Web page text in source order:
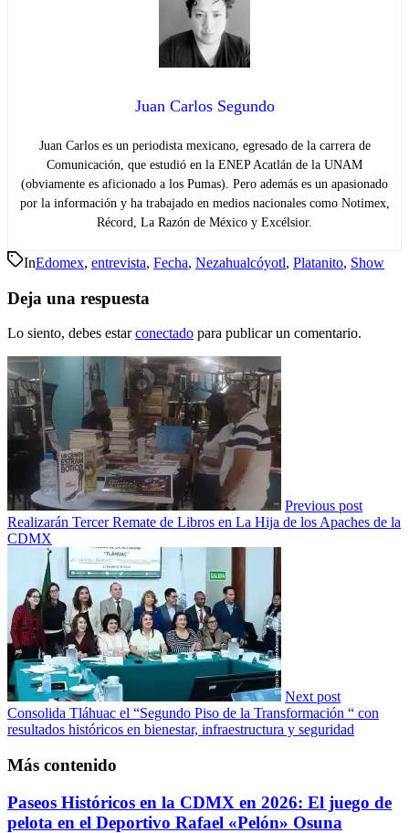
Juan Carlos Segundo
Juan Carlos es un periodista mexicano, egresado de la carrera de
Comunicación, que estudió en la ENEP Acatlán de la UNAM
(obviamente es aficionado a los Pumas). Pero además es un apasionado
por la información y ha trabajado en medios nacionales como Notimex,
Récord, La Razón de México y Excélsior.
InEdomex, entrevista, Fecha, Nezahualcóyotl, Platanito, Show
Deja una respuesta
Lo siento, debes estarconectado para publicar un comentario.
Previous post
Realizarán Tercer Remate de Libros en La Hija de los Apaches de la
CDMX
Next post
Consolida Tláhuac el “Segundo Piso de la Transformación “ con
resultados históricos en bienestar, infraestructura y seguridad
Más contenido
Paseos Históricos en la CDMX en 2026: El juego de
pelota en el Deportivo Rafael «Pelón» Osuna